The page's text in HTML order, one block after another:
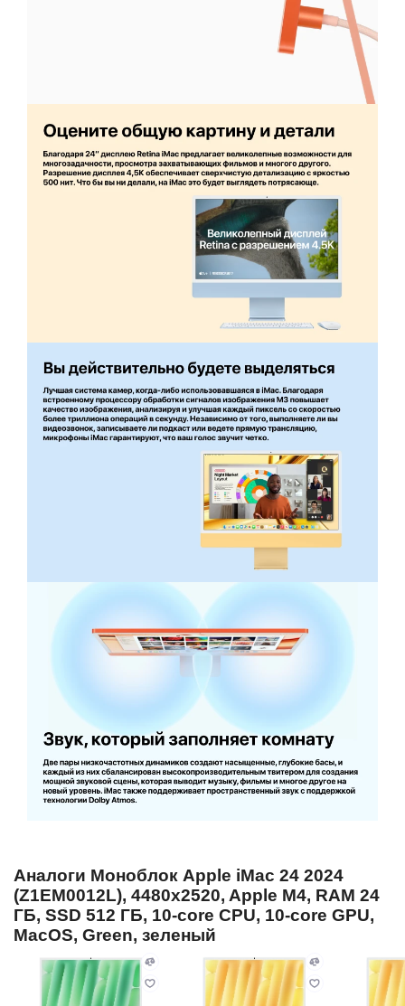
Аналоги Моноблок Apple iMac 24 2024
(Z1EM0012L), 4480x2520, Apple M4, RAM 24
ГБ, SSD 512 ГБ, 10-core CPU, 10-core GPU,
MacOS, Green, зеленый